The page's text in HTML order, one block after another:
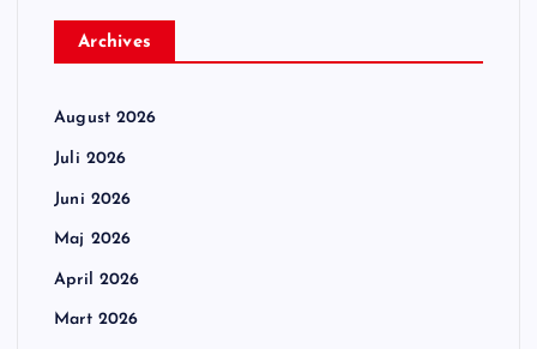
Archives
August 2026
Juli 2026
Juni 2026
Maj 2026
April 2026
Mart 2026